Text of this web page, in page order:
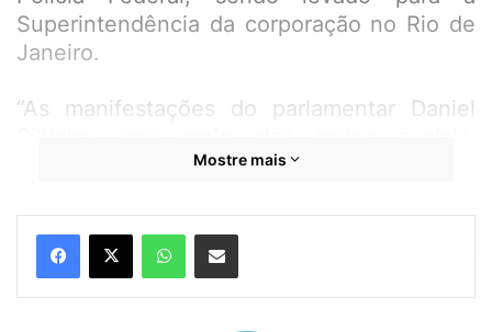
Superintendência da corporação no Rio de
Janeiro.
“As manifestações do parlamentar Daniel
revelam-se gravíssimas, pois, não só
ameaça ilegal à segurança dos Ministros do
STF, como se revestem de claro intuito
visando a impedir o exercício da judicatura,
Mostre mais